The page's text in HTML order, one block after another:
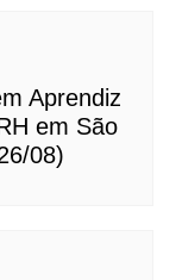
Aprendiz
em São
08)